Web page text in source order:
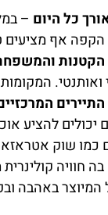
כל היום –
אף מציעים
ואותנטי.
יכולים להציע
כמו שוק
חוויה
באהבה